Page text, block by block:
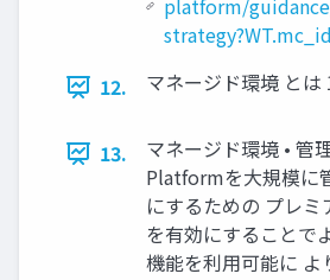
platform/
12.
マネージド環境 とは
13.
マネージド環境 • 管
Platformを大規模に
にするための プレミ
を有効にすることで
機能を利用可能に よ